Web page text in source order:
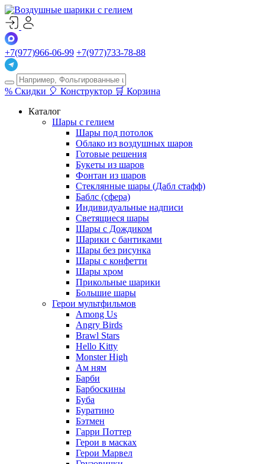
+7(977)966-06-99 +7(977)733-78-88
% Скидки 🎈 Конструктор 🛒 Корзина
Каталог
Шары с гелием
Шары под потолок
Облако из воздушных шаров
Готовые решения
Букеты из шаров
Фонтан из шаров
Стеклянные шары (Дабл стафф)
Баблс (сфера)
Индивидуальные надписи
Светящиеся шары
Шары с Дождиком
Шарики с бантиками
Шары без рисунка
Шары с конфетти
Шары хром
Прикольные шарики
Большие шары
Герои мультфильмов
Among Us
Angry Birds
Brawl Stars
Hello Kitty
Monster High
Ам ням
Барби
Барбоскины
Буба
Буратино
Бэтмен
Гарри Поттер
Герои в масках
Герои Марвел